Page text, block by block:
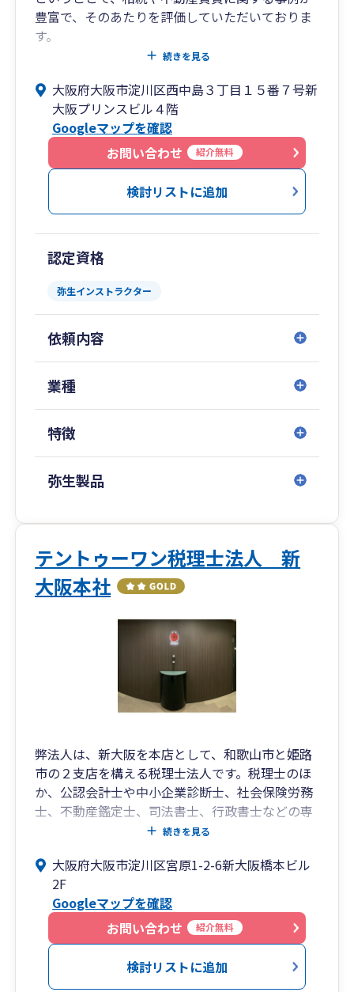
豊富で、そのあたりを評価していただいておりま
す。
具体的には不動産賃貸業をされているオーナーの
など不動産業者も多数関与させていただいていま
す。
不動産賃貸や相続についてセミナーなどの実績も
豊富で、最近はYoutubeなどでも情報を公開して
おります。
相続や不動産に特化した事務所としてぜひ一緒に
お仕事ができればと思います。
続きを見る
大阪府大阪市淀川区西中島３丁目１５番７号新
大阪プリンスビル４階
Googleマップを確認
お問い合わせ
紹介無料
検討リストに追加
認定資格
弥生インストラクター
依頼内容
業種
特徴
弥生製品
テントゥーワン税理士法人 新
大阪本社
弊法人は、新大阪を本店として、和歌山市と姫路
市の２支店を構える税理士法人です。税理士のほ
か、公認会計士や中小企業診断士、社会保険労務
士、不動産鑑定士、司法書士、行政書士などの専
門家も在籍しており、リモート面談をメインとし
種や規模、そして税目に限定はなく、また、経営
コンサルティングを中心に、税を除く、経営・事
業活動の周辺領域にも、弊法人に在籍する専門家
が一体となって対応いたします。弊法人の強み
は、税務においては税務調査の是認率の高さ（確
かな税務処理）にあり、財務においては金融機関
の目線で考える決算書や試算表、経営において
続きを見る
大阪府大阪市淀川区宮原1-2-6新大阪橋本ビル
2F
Googleマップを確認
お問い合わせ
紹介無料
検討リストに追加